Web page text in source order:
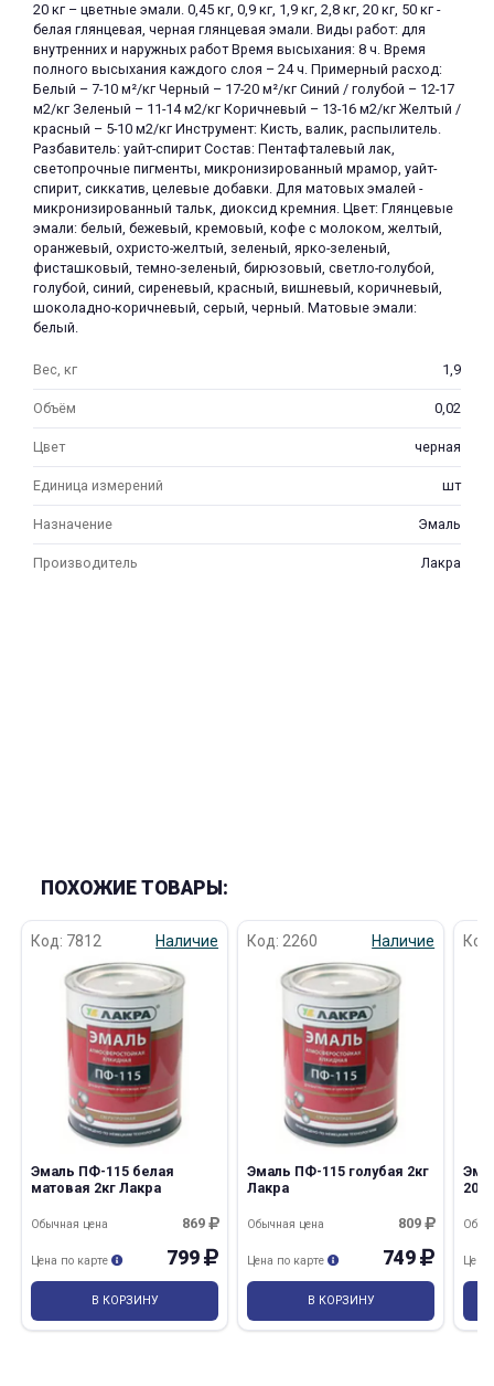
20 кг – цветные эмали. 0,45 кг, 0,9 кг, 1,9 кг, 2,8 кг, 20 кг, 50 кг -
белая глянцевая, черная глянцевая эмали. Виды работ: для
внутренних и наружных работ Время высыхания: 8 ч. Время
полного высыхания каждого слоя – 24 ч. Примерный расход:
Белый – 7-10 м²/кг Черный – 17-20 м²/кг Синий / голубой – 12-17
м2/кг Зеленый – 11-14 м2/кг Коричневый – 13-16 м2/кг Желтый /
красный – 5-10 м2/кг Инструмент: Кисть, валик, распылитель.
Разбавитель: уайт-спирит Состав: Пентафталевый лак,
светопрочные пигменты, микронизированный мрамор, уайт-
спирит, сиккатив, целевые добавки. Для матовых эмалей -
микронизированный тальк, диоксид кремния. Цвет: Глянцевые
эмали: белый, бежевый, кремовый, кофе с молоком, желтый,
оранжевый, охристо-желтый, зеленый, ярко-зеленый,
фисташковый, темно-зеленый, бирюзовый, светло-голубой,
голубой, синий, сиреневый, красный, вишневый, коричневый,
шоколадно-коричневый, серый, черный. Матовые эмали:
белый.
Вес, кг 1,9
Объём 0,02
Цвет черная
Единица измерений шт
Назначение Эмаль
Производитель Лакра
ПОХОЖИЕ ТОВАРЫ:
Код: 7812 Наличие
Эмаль ПФ-115 белая
матовая 2кг Лакра
869
Обычная цена
799
Цена по карте
В КОРЗИНУ
Код: 2260 Наличие
Эмаль ПФ-115 голубая 2кг
Лакра
809
Обычная цена
749
Цена по карте
В КОРЗИНУ
Цена